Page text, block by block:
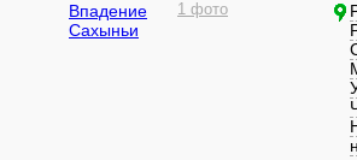
Впадение
Сахыньи
1 фото